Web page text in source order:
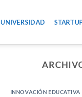
UNIVERSIDAD
INNOVACIÓN EDUCATIVA